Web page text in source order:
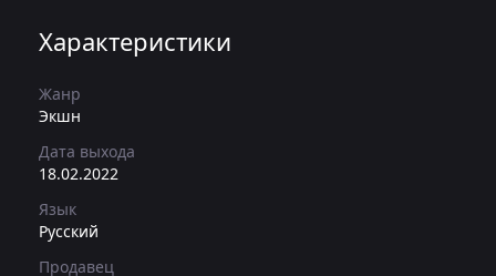
Характеристики
Жанр
Экшн
Дата выхода
18.02.2022
Язык
Русский
Продавец